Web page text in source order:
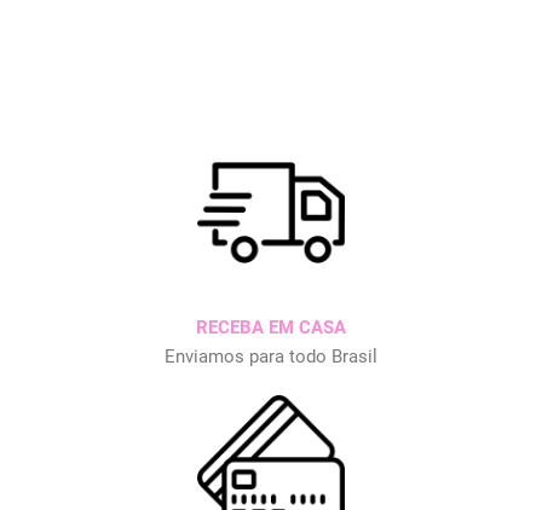
RECEBA EM CASA
Enviamos para todo Brasil